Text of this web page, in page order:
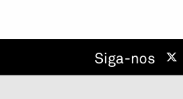
Siga-nos